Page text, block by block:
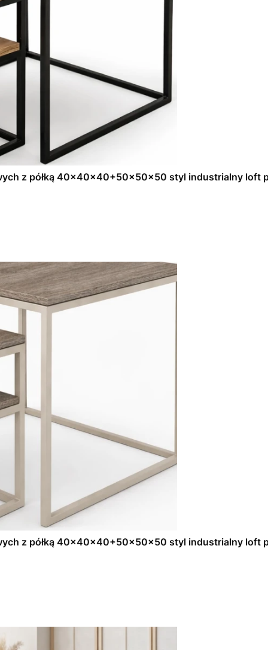
z półką 40x40x40+50x50x50 styl industrialny loft
z półką 40x40x40+50x50x50 styl industrialny loft